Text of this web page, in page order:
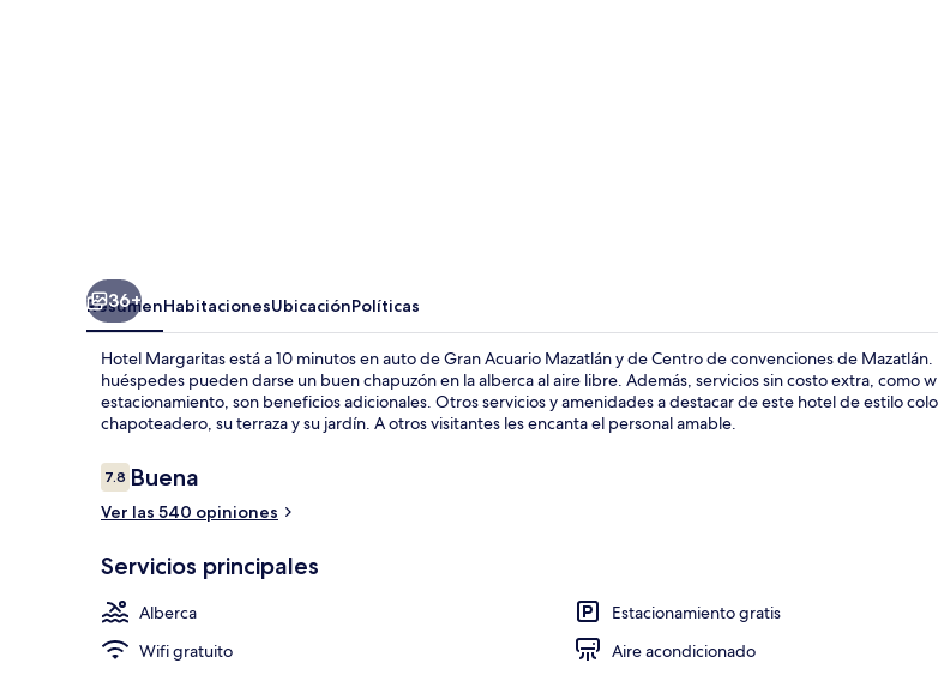
36+
ResumenHabitacionesUbicaciónPolíticas
Hotel Margaritas está a 10 minutos en auto de Gran Acuario Mazatlán y de Centro de convenciones de Mazatlán.
huéspedes pueden darse un buen chapuzón en la alberca al aire libre. Además, servicios sin costo extra, como
estacionamiento, son beneficios adicionales. Otros servicios y amenidades a destacar de este hotel de estilo
chapoteadero, su terraza y su jardín. A otros visitantes les encanta el personal amable.
Opiniones
7.87.8 de 10,
Buena
Ver las 540 opiniones
Servicios principales
Alberca
Estacionamiento gratis
Wifi gratuito
Aire acondicionado